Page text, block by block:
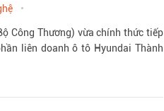
Công Thương) vừa chính thức tiếp
liên doanh ô tô Hyundai Thành